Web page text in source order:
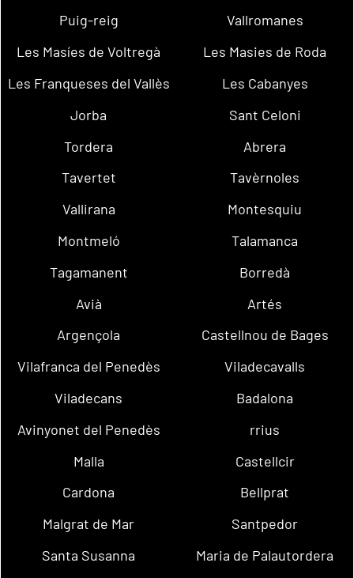
Puig-reig
Vallromanes
Les Masíes de Voltregà
Les Masies de Roda
Les Franqueses del Vallès
Les Cabanyes
Jorba
Sant Celoni
Tordera
Abrera
Tavertet
Tavèrnoles
Vallirana
Montesquiu
Montmeló
Talamanca
Tagamanent
Borredà
Avià
Artés
Argençola
Castellnou de Bages
Vilafranca del Penedès
Viladecavalls
Viladecans
Badalona
Avinyonet del Penedès
rrius
Malla
Castellcir
Cardona
Bellprat
Malgrat de Mar
Santpedor
Santa Susanna
Maria de Palautordera